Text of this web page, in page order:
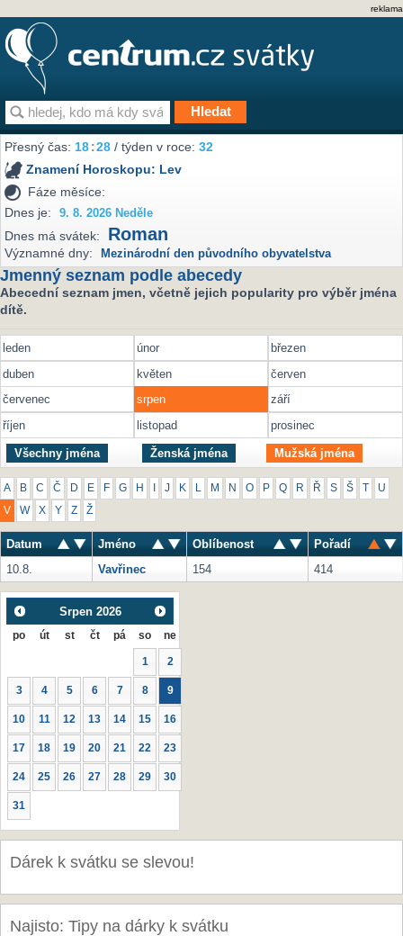
reklama
Přesný čas:18:28 / týden v roce:32
Znamení Horoskopu: Lev
Fáze měsíce:
Dnes je:
9. 8. 2026 Neděle
Dnes má svátek: Roman
Významné dny: Mezinárodní den původního obyvatelstva
Jmenný seznam podle abecedy
Abecední seznam jmen, včetně jejich popularity pro výběr jména
dítě.
leden únor
březen
duben
květen
červen
červenec
srpen
září
říjen
listopad prosinec
Všechny jména Ženská jména Mužská jména
A B C Č D E F G H J K M N O P Q R Ř S Š U
V W X Y Z Ž
Datum Jméno Oblíbenost
Pořadí
10.8.
Vavřinec 154 414
Srpen 2026
po út st čt pá so ne
1 2
3 4 5 6 7 8 9
10 11 12 13 14 15 16
17 18 19 20 21 22 23
24 25 26 27 28 29 30
31
Dárek k svátku se slevou!
Najisto: Tipy na dárky k svátku